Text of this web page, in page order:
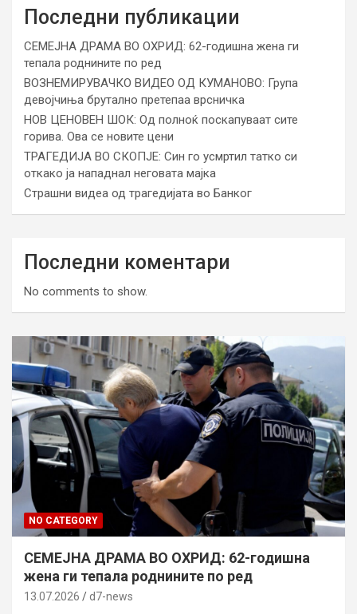
Последни публикации
СЕМЕЈНА ДРАМА ВО ОХРИД: 62-годишна жена ги
тепала роднините по ред
ВОЗНЕМИРУВАЧКО ВИДЕО ОД КУМАНОВО: Група
девојчиња брутално претепаа врсничка
НОВ ЦЕНОВЕН ШОК: Од полноќ поскапуваат сите
горива. Ова се новите цени
ТРАГЕДИЈА ВО СКОПЈЕ: Син го усмртил татко си
откако ја нападнал неговата мајка
Страшни видеа од трагедијата во Банког
Последни коментари
No comments to show.
NO CATEGORY
СЕМЕЈНА ДРАМА ВО ОХРИД: 62-годишна
жена ги тепала роднините по ред
13.07.2026 d7-news